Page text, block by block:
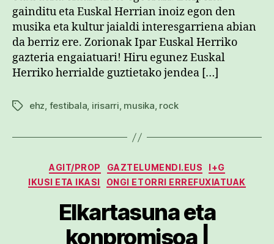
gainditu eta Euskal Herrian inoiz egon den
musika eta kultur jaialdi interesgarriena abian
da berriz ere. Zorionak Ipar Euskal Herriko
gazteria engaiatuari! Hiru egunez Euskal
Herriko herrialde guztietako jendea […]
Etiketak
ehz, festibala, irisarri, musika, rock
Kategoriak
AGIT/PROP GAZTELUMENDI.EUS
I+G
IKUSI ETA IKASI
ONGI ETORRI ERREFUXIATUAK
Elkartasuna eta
konpromisoa |